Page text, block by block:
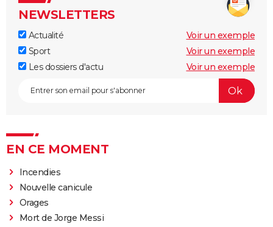
NEWSLETTERS
Actualité
Voir un exemple
Sport
Voir un exemple
Les dossiers d'actu
Voir un exemple
EN CE MOMENT
Incendies
Nouvelle canicule
Orages
Mort de Jorge Messi